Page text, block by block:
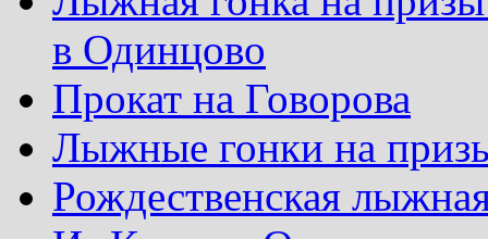
в Одинцово
Прокат на Говорова
Лыжные гонки на
Рождественская